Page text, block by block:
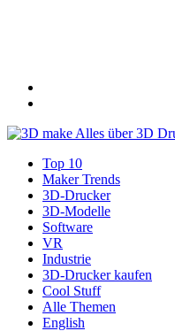
Top 10
Maker Trends
3D-Drucker
3D-Modelle
Software
VR
Industrie
3D-Drucker kaufen
Cool Stuff
Alle Themen
English